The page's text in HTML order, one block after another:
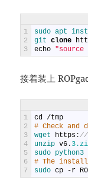
1
2
3
sudo apt
git clone
echo "source
接着装上
1
2
3
4
5
6
7
cd /tmp
# Check and
wget https ://
unzip v6 .
sudo python3
# The
sudo cp -r